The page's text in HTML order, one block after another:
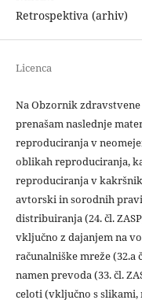
Retrospektiva (arhiv)
Licenca
Na Obzornik zdravstvene
prenašam naslednje
reproduciranja v
oblikah reproduciranja,
reproduciranja v
avtorski in sorodnih
distribuiranja (24. čl.
vključno z dajanjem na
računalniške mreže (32.a
namen prevoda (33. čl.
celoti (vključno s